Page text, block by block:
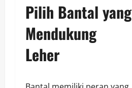
Pilih Bantal yang
Mendukung
Leher